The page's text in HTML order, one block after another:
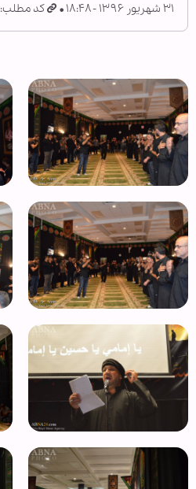
۳۱ شهریور ۱۳۹۶ - ۱۸:۴۸ کد مطلب: 725919